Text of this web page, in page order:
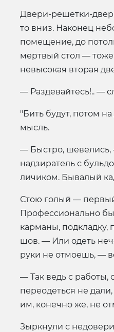
Двери-решетки-
то вниз. Наконец
помещение, до
мертвый стол —
невысокая вторая
— Раздевайтесь!.. —
"Бить будут, потом
мысль.
— Быстро, шевелись,
надзиратель с
личиком. Бывалый
Стою голый —
Профессионально
карманы,
шов. — Или одеть
руки не отмоешь, —
— Так ведь с работы,
переодеться не
им, конечно же, не
Зыркнули с